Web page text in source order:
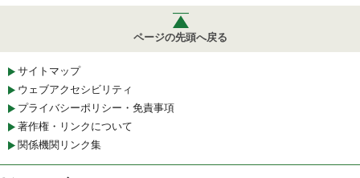
ページの先頭へ戻る
サイトマップ
ウェブアクセシビリティ
プライバシーポリシー・免責事項
著作権・リンクについて
関係機関リンク集